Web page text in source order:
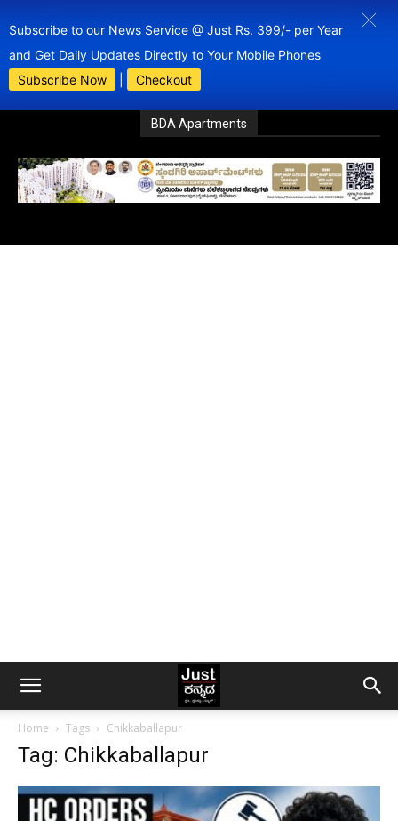
Subscribe to our News Service @ Just Rs. 399/- per Year
and Get Daily Updates Directly to Your Mobile Phones
Subscribe Now
Checkout
BDA Apartments
Home Tags Chikkaballapur
Tag: Chikkaballapur